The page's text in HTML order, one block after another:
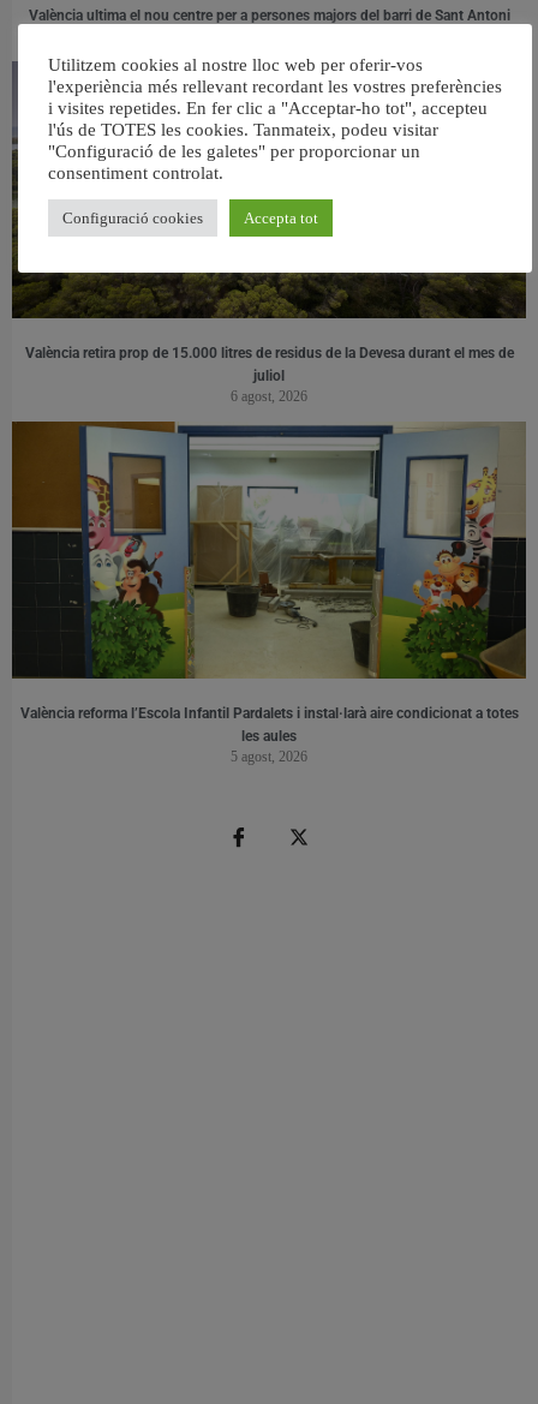
València ultima el nou centre per a persones majors del barri de Sant Antoni
València retira prop de 15.000 litres de residus de la Devesa durant el mes de
juliol
6 agost, 2026
València reforma l’Escola Infantil Pardalets i instal·larà aire condicionat a totes
les aules
5 agost, 2026
Utilitzem cookies al nostre lloc web per oferir-vos
l'experiència més rellevant recordant les vostres preferències
i visites repetides. En fer clic a "Acceptar-ho tot", accepteu
l'ús de TOTES les cookies. Tanmateix, podeu visitar
"Configuració de les galetes" per proporcionar un
consentiment controlat.
Configuració cookies Accepta tot